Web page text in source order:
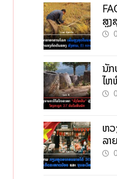
ສູງ
ກົດ
ນັກ
ໄຫ
ຄົນ
ຫ
ລາ
ຂະ